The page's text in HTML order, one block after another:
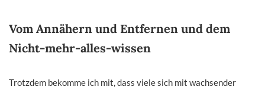
Vom Annähern und Entfernen und dem
Nicht-mehr-alles-wissen
Trotzdem bekomme ich mit, dass viele sich mit wachsender